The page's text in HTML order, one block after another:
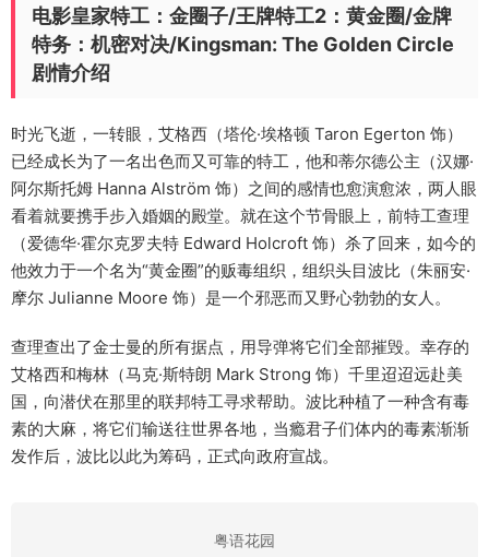
电影皇家特工：金圈子/王牌特工2：黄金圈/金牌
特务：机密对决/Kingsman: The Golden Circle
剧情介绍
时光飞逝，一转眼，艾格西（塔伦·埃格顿 Taron Egerton 饰）
已经成长为了一名出色而又可靠的特工，他和蒂尔德公主（汉娜·
阿尔斯托姆 Hanna Alström 饰）之间的感情也愈演愈浓，两人眼
看着就要携手步入婚姻的殿堂。就在这个节骨眼上，前特工查理
（爱德华·霍尔克罗夫特 Edward Holcroft 饰）杀了回来，如今的
他效力于一个名为“黄金圈”的贩毒组织，组织头目波比（朱丽安·
摩尔 Julianne Moore 饰）是一个邪恶而又野心勃勃的女人。
查理查出了金士曼的所有据点，用导弹将它们全部摧毁。幸存的
艾格西和梅林（马克·斯特朗 Mark Strong 饰）千里迢迢远赴美
国，向潜伏在那里的联邦特工寻求帮助。波比种植了一种含有毒
素的大麻，将它们输送往世界各地，当瘾君子们体内的毒素渐渐
发作后，波比以此为筹码，正式向政府宣战。
粤语花园